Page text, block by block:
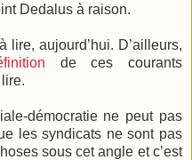
Dedalus à raison.
aujourd’hui. D’ailleurs,
de ces courants
démocratie ne peut pas
les syndicats ne sont pas
sous cet angle et c’est